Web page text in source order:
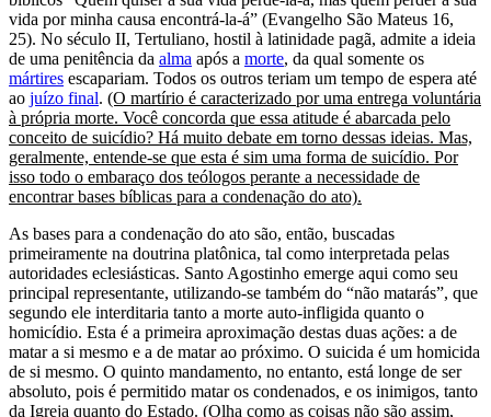
vida por minha causa encontrá-la-á” (Evangelho São Mateus 16,
25). No século II, Tertuliano, hostil à latinidade pagã, admite a ideia
de uma penitência da alma após a morte, da qual somente os
mártires escapariam. Todos os outros teriam um tempo de espera até
ao juízo final. (O martírio é caracterizado por uma entrega voluntária
à própria morte. Você concorda que essa atitude é abarcada pelo
conceito de suicídio? Há muito debate em torno dessas ideias. Mas,
geralmente, entende-se que esta é sim uma forma de suicídio. Por
isso todo o embaraço dos teólogos perante a necessidade de
encontrar bases bíblicas para a condenação do ato).
As bases para a condenação do ato são, então, buscadas
primeiramente na doutrina platônica, tal como interpretada pelas
autoridades eclesiásticas. Santo Agostinho emerge aqui como seu
principal representante, utilizando-se também do “não matarás”, que
segundo ele interditaria tanto a morte auto-infligida quanto o
homicídio. Esta é a primeira aproximação destas duas ações: a de
matar a si mesmo e a de matar ao próximo. O suicida é um homicida
de si mesmo. O quinto mandamento, no entanto, está longe de ser
absoluto, pois é permitido matar os condenados, e os inimigos, tanto
da Igreja quanto do Estado. (Olha como as coisas não são assim,